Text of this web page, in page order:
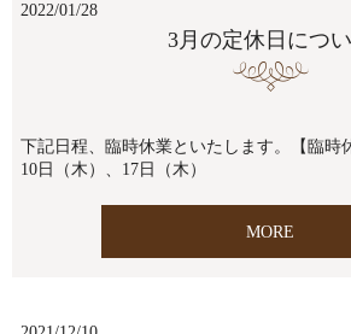
2022/01/28
3月の定休日につ
下記日程、臨時休業といたします。【臨時
10日（木）、17日（木）
MORE